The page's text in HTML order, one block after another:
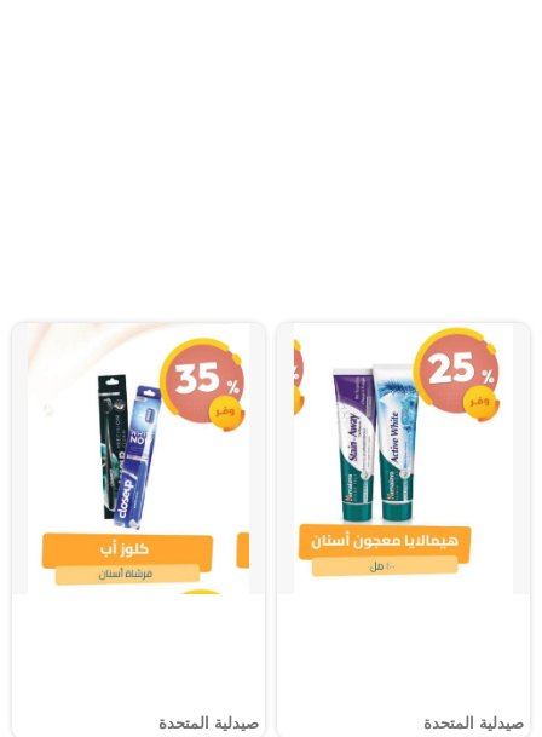
صيدلية المتحدة صيدلية المتحدة